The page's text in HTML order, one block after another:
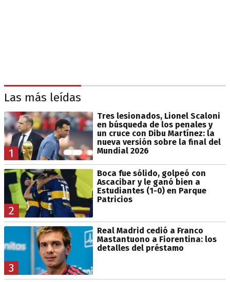
Las más leídas
1
Tres lesionados, Lionel Scaloni
en búsqueda de los penales y
un cruce con Dibu Martínez: la
nueva versión sobre la final del
Mundial 2026
2
Boca fue sólido, golpeó con
Ascacibar y le ganó bien a
Estudiantes (1-0) en Parque
Patricios
3
Real Madrid cedió a Franco
Mastantuono a Fiorentina: los
detalles del préstamo